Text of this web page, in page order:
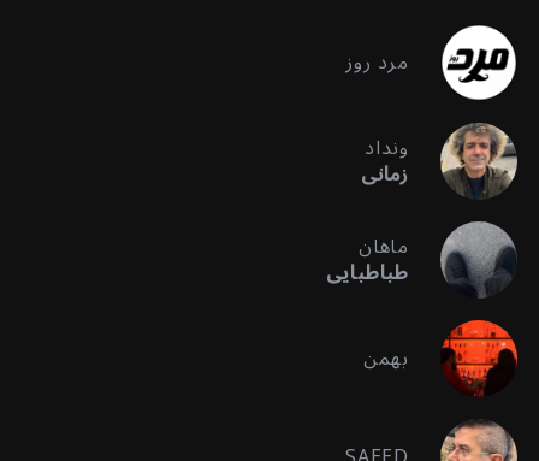
مرد روز
ونداد
زمانی
ماهان
طباطبایی
بهمن